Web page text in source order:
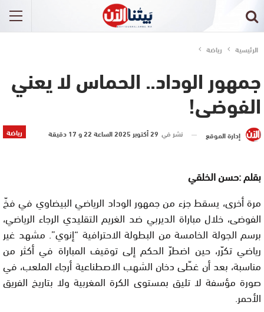
الرئيسية رياضة
جمهور الوداد.. الحماس لا يعني
الفوضى!
رياضة إدارة الموقع نشر في 29 أكتوبر 2025 الساعة 22 و 17 دقيقة
بقلم :حسن الخلقي
مرة أخرى، يسقط جزء من جمهور الوداد الرياضي البيضاوي في فخّ
الفوضى، خلال مباراة الديربي ضد الغريم التقليدي الرجاء الرياضي،
برسم الجولة الخامسة من البطولة الاحترافية “إنوي”. مشهد غير
رياضي تكرّر، حين اضطرّ الحكم إلى توقيف المباراة في أكثر من
مناسبة، بعد أن غطّى دخان الشهب الاصطناعية أرجاء الملعب، في
صورة مؤسفة لا تليق بمستوى الكرة المغربية ولا بتاريخ الفريق
الأحمر.